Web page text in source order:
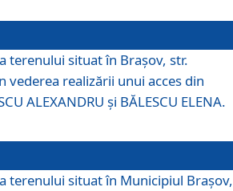
terenului situat în Braşov, str.
vederea realizării unui acces din
ALEXANDRU şi BĂLESCU ELENA.
terenului situat în Municipiul